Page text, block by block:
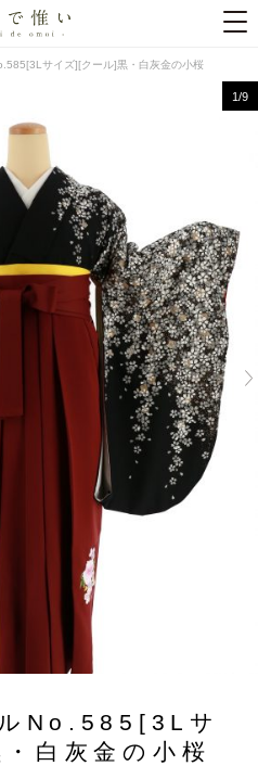
サイズ][クール]黒・白灰金の小桜
1/9
No.585[3Lサ
白灰金の小桜